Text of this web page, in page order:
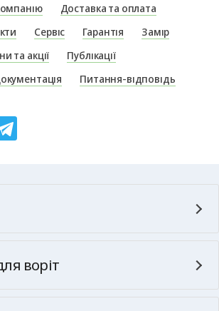
Доставка та оплата
Сервіс Гарантія
Замір
та акції
Публікації
Питання-відповідь
воріт